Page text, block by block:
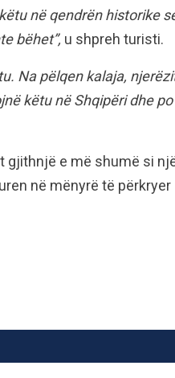
në qendrën historike
bëhet”, u shpreh turisti.
Na pëlqen kalaja,
këtu në Shqipëri dhe
gjithnjë e më shumë si
në mënyrë të përkryer